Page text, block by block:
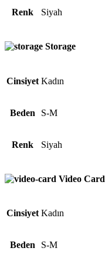
Renk Siyah
Storage
Cinsiyet Kadın
Beden S-M
Renk Siyah
Video Card
Cinsiyet Kadın
Beden S-M